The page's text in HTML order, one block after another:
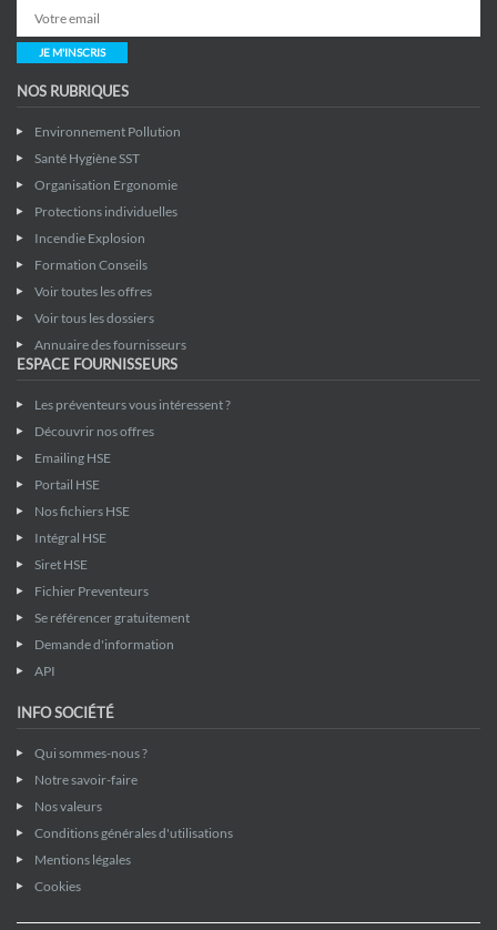
JE M'INSCRIS
NOS RUBRIQUES
Environnement Pollution
Santé Hygiène SST
Organisation Ergonomie
Protections individuelles
Incendie Explosion
Formation Conseils
Voir toutes les offres
Voir tous les dossiers
Annuaire des fournisseurs
ESPACE FOURNISSEURS
Les préventeurs vous intéressent ?
Découvrir nos offres
Emailing HSE
Portail HSE
Nos fichiers HSE
Intégral HSE
Siret HSE
Fichier Preventeurs
Se référencer gratuitement
Demande d'information
API
INFO SOCIÉTÉ
Qui sommes-nous ?
Notre savoir-faire
Nos valeurs
Conditions générales d'utilisations
Mentions légales
Cookies